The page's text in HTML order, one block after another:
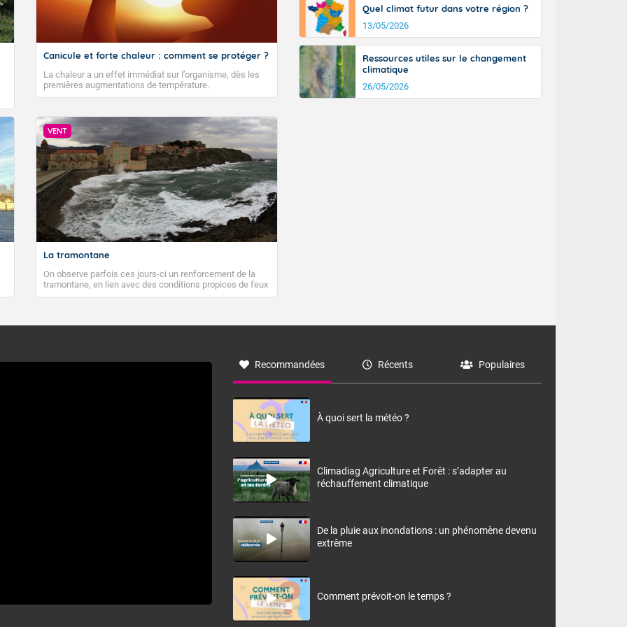
Canicule et forte chaleur : comment se protéger ?
La chaleur a un effet immédiat sur l’organisme, dès les
premières augmentations de température.
VENT
La tramontane
On observe parfois ces jours-ci un renforcement de la
tramontane, en lien avec des conditions propices de feux
de forêt. Mais qu'est-ce que la tramontane ? Quelles sont
à nord-ouest, dans un secteur qui part du Roussillon à la
monts, en allusion aux régions montagneuses d’où
Quel climat futur dans votre région ?
13/05/2026
Ressources utiles sur le changement
climatique
26/05/2026
Recommandées Récents Populaires
À quoi sert la météo ?
Climadiag Agriculture et Forêt : s’adapter au
réchauffement climatique
De la pluie aux inondations : un phénomène devenu
extrême
Comment prévoit-on le temps ?